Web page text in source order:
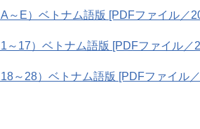
A～E）ベトナム語版 [PDFファイル／
1～17）ベトナム語版 [PDFファイル／
18～28）ベトナム語版 [PDFファイル